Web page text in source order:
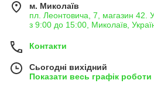
м. Миколаїв
пл. Леонтовича, 7, магазин 42.
з 9:00 до 15:00, Миколаїв,
Контакти
Сьогодні вихідний
Показати весь графік роботи